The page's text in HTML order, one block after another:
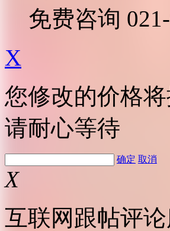
免费咨询
X
您修改的价格
请耐心等待
确定 取消
X
互联网跟帖评